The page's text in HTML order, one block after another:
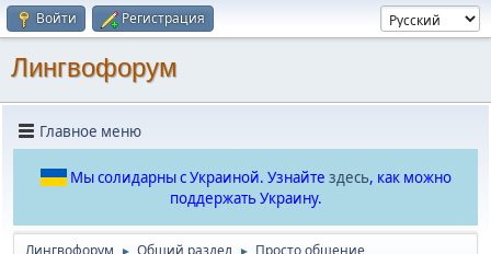
Войти Регистрация
Лингвофорум
Главное меню
Мы солидарны с Украиной. Узнайте здесь, как можно
поддержать Украину.
Лингвофорум ► Общий раздел ► Просто общение